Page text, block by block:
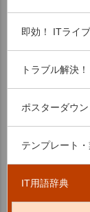
即効！ ITライ
トラブル解決
ポスターダウ
テンプレート
IT用語辞典